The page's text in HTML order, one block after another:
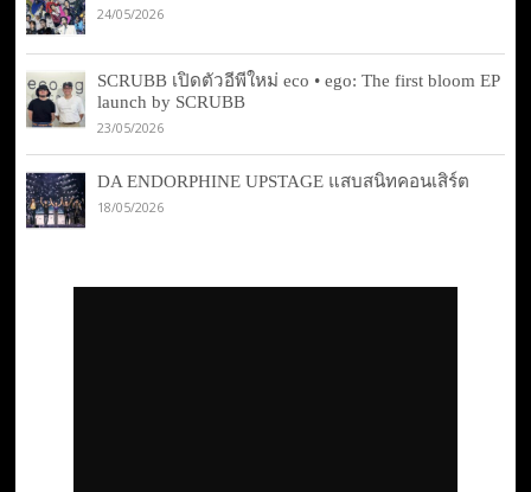
24/05/2026
SCRUBB เปิดตัวอีพีใหม่ eco • ego: The first bloom EP
launch by SCRUBB
23/05/2026
DA ENDORPHINE UPSTAGE แสบสนิทคอนเสิร์ต
18/05/2026